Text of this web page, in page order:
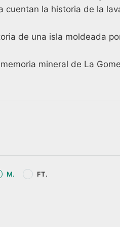
la historia de la
de una isla moldeada
mineral de La
M. FT.